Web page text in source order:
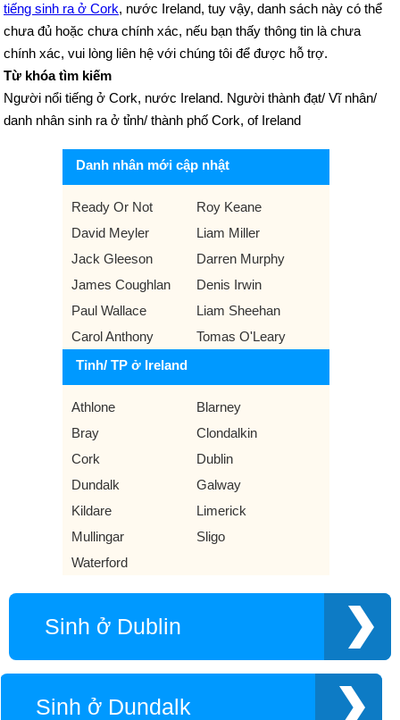
tiếng sinh ra ở Cork, nước Ireland, tuy vậy, danh sách này có thể
chưa đủ hoặc chưa chính xác, nếu bạn thấy thông tin là chưa
chính xác, vui lòng liên hệ với chúng tôi để được hỗ trợ.
Từ khóa tìm kiếm
Người nổi tiếng ở Cork, nước Ireland. Người thành đạt/ Vĩ nhân/
danh nhân sinh ra ở tỉnh/ thành phố Cork, of Ireland
Danh nhân mới cập nhật
Ready Or Not
Roy Keane
David Meyler
Liam Miller
Jack Gleeson
Darren Murphy
James Coughlan
Denis Irwin
Paul Wallace
Liam Sheehan
Carol Anthony
Tomas O'Leary
Tỉnh/ TP ở Ireland
Athlone
Blarney
Bray
Clondalkin
Cork
Dublin
Dundalk
Galway
Kildare
Limerick
Mullingar
Sligo
Waterford
Sinh ở Dublin
Sinh ở Dundalk